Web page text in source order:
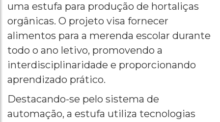
uma estufa para produção de hortaliças
orgânicas. O projeto visa fornecer
alimentos para a merenda escolar durante
todo o ano letivo, promovendo a
interdisciplinaridade e proporcionando
aprendizado prático.
Destacando-se pelo sistema de
automação, a estufa utiliza tecnologias